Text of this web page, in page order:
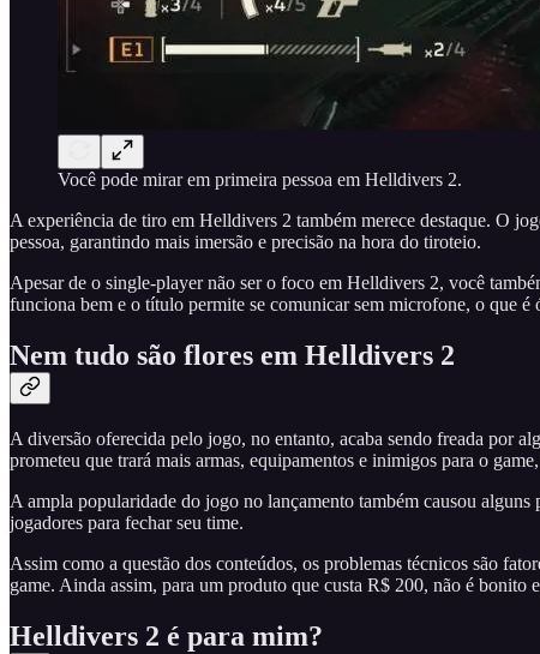
Você pode mirar em primeira pessoa em Helldivers 2.
A experiência de tiro em Helldivers 2 também merece destaque. O
pessoa, garantindo mais imersão e precisão na hora do tiroteio.
Apesar de o single-player não ser o foco em Helldivers 2, você
funciona bem e o título permite se comunicar sem microfone, o que é
Nem tudo são flores em Helldivers 2
A diversão oferecida pelo jogo, no entanto, acaba sendo freada por
prometeu que trará mais armas, equipamentos e inimigos para o
A ampla popularidade do jogo no lançamento também causou
jogadores para fechar seu time.
Assim como a questão dos conteúdos, os problemas técnicos são
game. Ainda assim, para um produto que custa R$ 200, não é
Helldivers 2 é para mim?